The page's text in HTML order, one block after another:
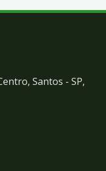
Santos - SP,